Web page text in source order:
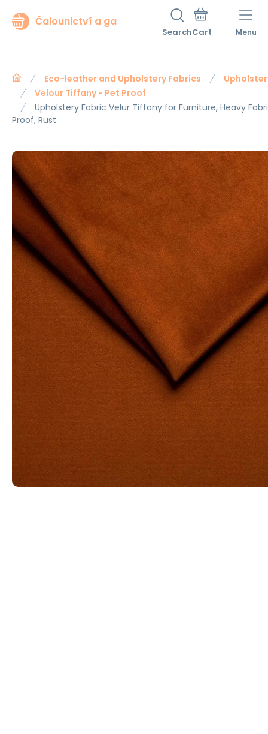
Čalounictví a ga
Search Menu
Eco-leather and Upholstery Fabrics
Velour Tiffany - Pet Proof
Upholstery Fabric Velur Tiffany for Furniture, Heavy
Proof, Rust